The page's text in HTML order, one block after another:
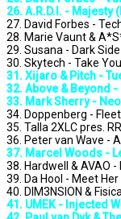
26. A.R.D.I. - Majesty
27. David Forbes -
28. Marie Vaunt &
29. Susana - Dark
30. Skytech - Take
31. Xijaro & Pitch -
32. Above & Beyond -
33. Mark Sherry -
34. Doppenberg -
35. Talla 2XLC pres.
36. Peter van Wave -
37. Marcel Woods -
38. Hardwell & AVAO -
39. Da Hool - Meet
40. DIM3NSION &
41. UMEK - Injected